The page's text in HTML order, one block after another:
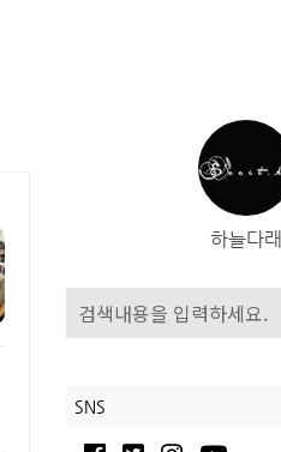
하늘다래
SNS